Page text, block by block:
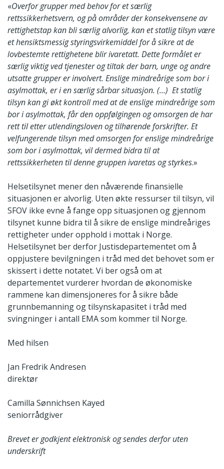
«Overfor grupper med behov for et særlig
rettssikkerhetsvern, og på områder der konsekvensene av
rettighetstap kan bli særlig alvorlig, kan et statlig tilsyn være
et hensiktsmessig styringsvirkemiddel for å sikre at de
lovbestemte rettighetene blir ivaretatt. Dette formålet er
særlig viktig ved tjenester og tiltak der barn, unge og andre
utsatte grupper er involvert. Enslige mindreårige som bor i
asylmottak, er i en særlig sårbar situasjon. (…) Et statlig
tilsyn kan gi økt kontroll med at de enslige mindreårige som
bor i asylmottak, får den oppfølgingen og omsorgen de har
rett til etter utlendingsloven og tilhørende forskrifter. Et
velfungerende tilsyn med omsorgen for enslige mindreårige
som bor i asylmottak, vil dermed bidra til at
rettssikkerheten til denne gruppen ivaretas og styrkes.»
Helsetilsynet mener den nåværende finansielle
situasjonen er alvorlig. Uten økte ressurser til tilsyn, vil
SFOV ikke evne å fange opp situasjonen og gjennom
tilsynet kunne bidra til å sikre de enslige mindreåriges
rettigheter under opphold i mottak i Norge.
Helsetilsynet ber derfor Justisdepartementet om å
oppjustere bevilgningen i tråd med det behovet som er
skissert i dette notatet. Vi ber også om at
departementet vurderer hvordan de økonomiske
rammene kan dimensjoneres for å sikre både
grunnbemanning og tilsynskapasitet i tråd med
svingninger i antall EMA som kommer til Norge.
Med hilsen
Jan Fredrik Andresen
direktør
Camilla Sønnichsen Kayed
seniorrådgiver
Brevet er godkjent elektronisk og sendes derfor uten
underskrift